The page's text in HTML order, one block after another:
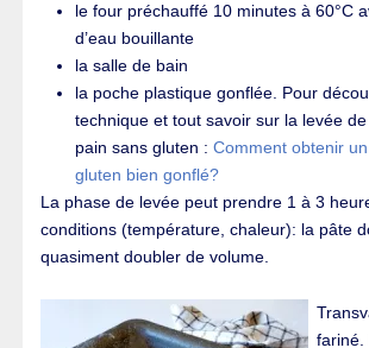
le four préchauffé 10 minutes à 60°C
d’eau bouillante
la salle de bain
la poche plastique gonflée. Pour
technique et tout savoir sur la levée
pain sans gluten : Comment obtenir
gluten bien gonflé?
La phase de levée peut prendre 1 à 3
conditions (température, chaleur): la pâte
quasiment doubler de volume.
fariné.